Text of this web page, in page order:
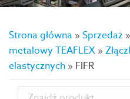
Strona główna » Sprzedaż »
metalowy TEAFLEX »
elastycznych » FIFR